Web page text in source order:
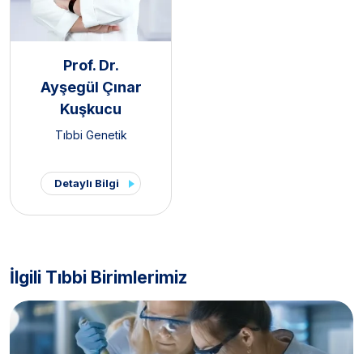
Prof. Dr.
Ayşegül Çınar
Kuşkucu
Tıbbi Genetik
Detaylı Bilgi
İlgili Tıbbi Birimlerimiz